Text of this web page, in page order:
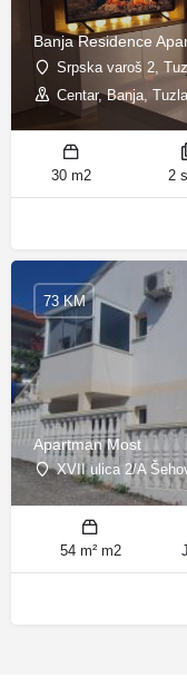
Banja Residence
Srpska varoš 2,
Centar, Banja, Tuzla
30 m2 2
Apartman Most
XVII ulica 2/A
73 KM
54 m² m2